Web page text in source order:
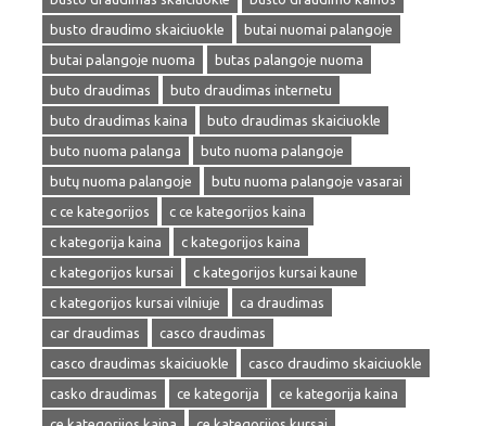
busto draudimo skaiciuokle
butai nuomai palangoje
butai palangoje nuoma
butas palangoje nuoma
buto draudimas
buto draudimas internetu
buto draudimas kaina
buto draudimas skaiciuokle
buto nuoma palanga
buto nuoma palangoje
butų nuoma palangoje
butu nuoma palangoje vasarai
c ce kategorijos
c ce kategorijos kaina
c kategorija kaina
c kategorijos kaina
c kategorijos kursai
c kategorijos kursai kaune
c kategorijos kursai vilniuje
ca draudimas
car draudimas
casco draudimas
casco draudimas skaiciuokle
casco draudimo skaiciuokle
casko draudimas
ce kategorija
ce kategorija kaina